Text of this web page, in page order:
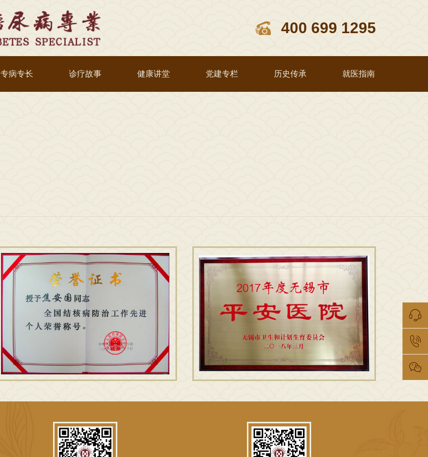
400 699 1295
专病专长 诊疗故事 健康讲堂 党建专栏 历史传承 就医指南